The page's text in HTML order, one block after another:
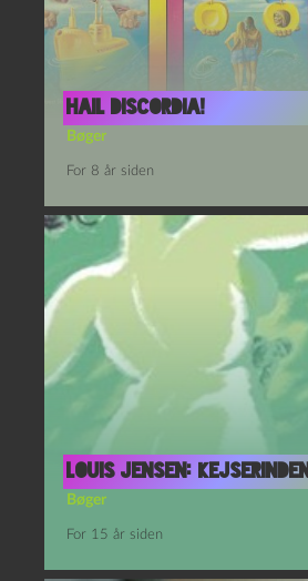
Hail Discordia!
Bøger
For 8 år siden
Louis Jensen: Kejserinden
Bøger
For 15 år siden